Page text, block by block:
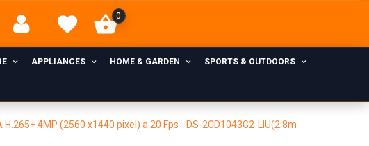
0
APPLIANCES HOME & GARDEN SPORTS & OUTDOORS
H.265+ 4MP (2560 x1440 pixel) a 20 Fps - DS-2CD1043G2-LIU(2.8m